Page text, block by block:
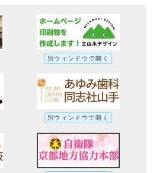
別ウィンドウで開く
別ウィンドウで開く